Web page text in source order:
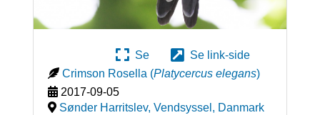
Se
Se link-side
Crimson Rosella (Platycercus elegans)
2017-09-05
Sønder Harritslev, Vendsyssel , Danmark